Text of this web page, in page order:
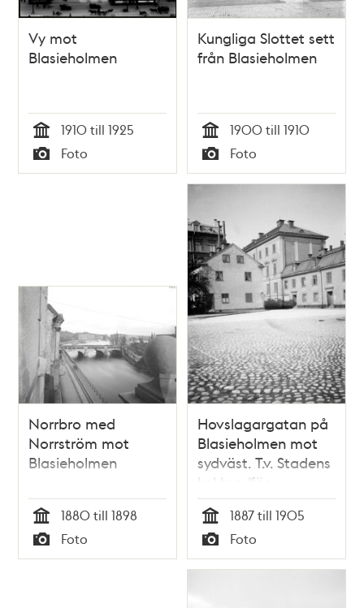
Vy mot
Blasieholmen
Tid
1910 till 1925
Typ
Foto
Kungliga Slottet sett
från Blasieholmen
Tid
1900 till 1910
Typ
Foto
Norrbro med
Norrström mot
Blasieholmen
Tid
1880 till 1898
Typ
Foto
Hovslagargatan på
Blasieholmen mot
sydväst. T.v. Stadens
kokhus (för
fartygens
matlagning). T.h.
Norska
Ministerhotellet där
Tid
1887 till 1905
Typ
Foto